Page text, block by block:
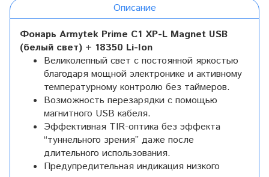
Описание
Фонарь Armytek Prime C1 XP-L Magnet USB
(белый свет) + 18350 Li-Ion
Великолепный свет с постоянной яркостью
благодаря мощной электронике и активному
температурному контролю без таймеров.
Возможность перезарядки с помощью
магнитного USB кабеля.
Эффективная TIR-оптика без эффекта
“туннельного зрения” даже после
длительного использования.
Предупредительная индикация низкого